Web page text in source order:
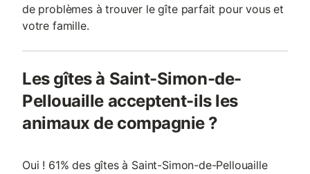
de problèmes à trouver le gîte parfait pour vous et
votre famille.
Les gîtes à Saint-Simon-de-
Pellouaille acceptent-ils les
animaux de compagnie ?
Oui ! 61% des gîtes à Saint-Simon-de-Pellouaille